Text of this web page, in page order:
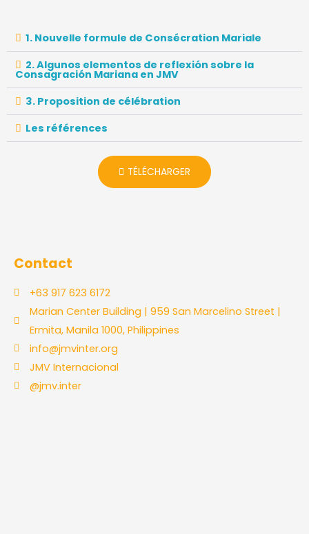
1. Nouvelle formule de Consécration Mariale
2. Algunos elementos de reflexión sobre la
Consagración Mariana en JMV
3. Proposition de célébration
Les références
TÉLÉCHARGER
Contact
+63 917 623 6172
Marian Center Building | 959 San Marcelino Street |
Ermita, Manila 1000, Philippines
info@jmvinter.org
JMV Internacional
@jmv.inter